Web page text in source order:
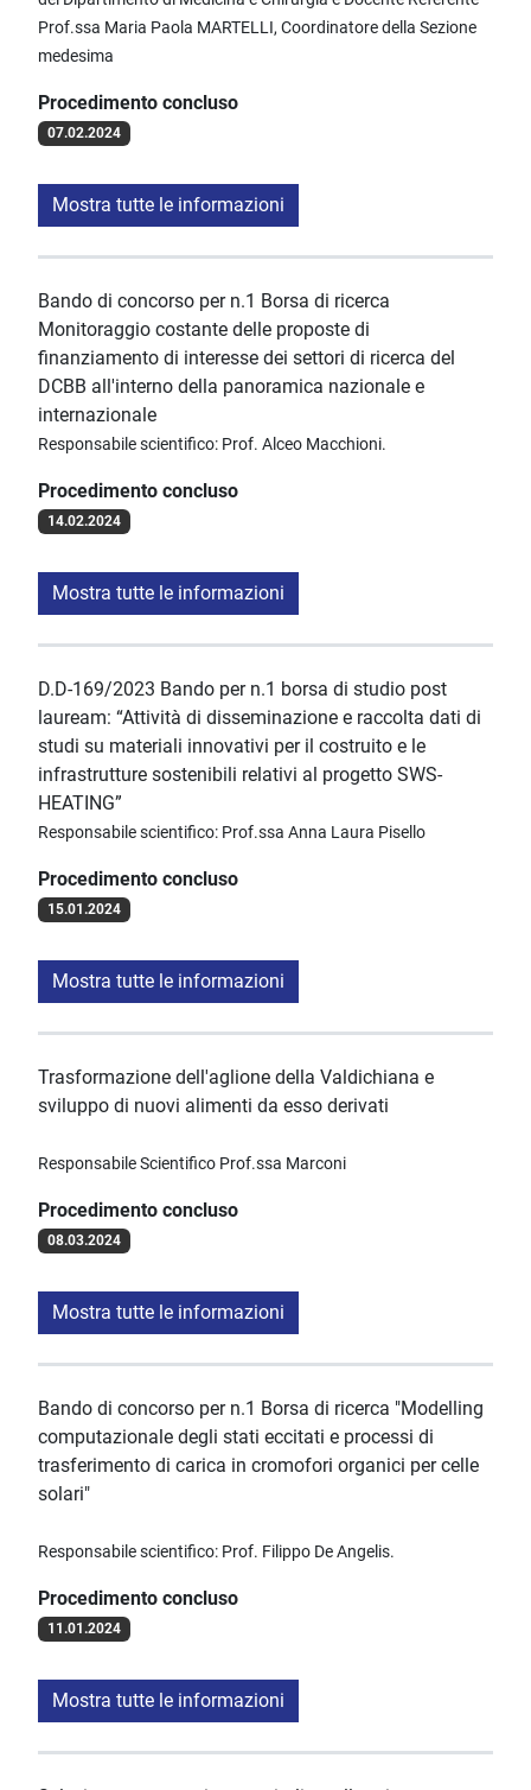
Prof.ssa Maria Paola MARTELLI, Coordinatore della Sezione
medesima
Procedimento concluso
07.02.2024
Mostra tutte le informazioni
Bando di concorso per n.1 Borsa di ricerca
Monitoraggio costante delle proposte di
finanziamento di interesse dei settori di ricerca del
DCBB all'interno della panoramica nazionale e
internazionale
Responsabile scientifico: Prof. Alceo Macchioni.
Procedimento concluso
14.02.2024
Mostra tutte le informazioni
D.D-169/2023 Bando per n.1 borsa di studio post
lauream: “Attività di disseminazione e raccolta dati di
studi su materiali innovativi per il costruito e le
infrastrutture sostenibili relativi al progetto SWS-
HEATING”
Responsabile scientifico: Prof.ssa Anna Laura Pisello
Procedimento concluso
15.01.2024
Mostra tutte le informazioni
Trasformazione dell'aglione della Valdichiana e
sviluppo di nuovi alimenti da esso derivati
Responsabile Scientifico Prof.ssa Marconi
Procedimento concluso
08.03.2024
Mostra tutte le informazioni
Bando di concorso per n.1 Borsa di ricerca "Modelling
computazionale degli stati eccitati e processi di
trasferimento di carica in cromofori organici per celle
solari"
Responsabile scientifico: Prof. Filippo De Angelis.
Procedimento concluso
11.01.2024
Mostra tutte le informazioni